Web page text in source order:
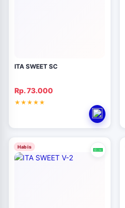
ITA SWEET SC
Rp. 73.000
Habis